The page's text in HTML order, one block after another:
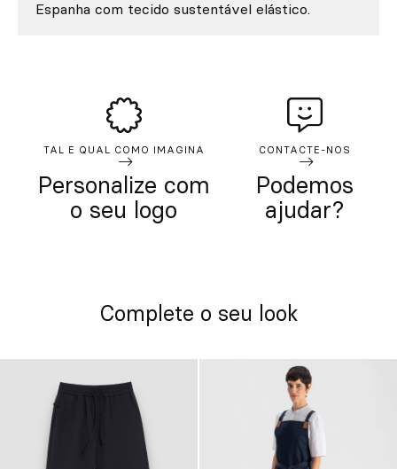
Espanha com tecido sustentável elástico.
TAL E QUAL COMO IMAGINA
Personalize com
o seu logo
CONTACTE-NOS
Podemos
ajudar?
Complete o seu look